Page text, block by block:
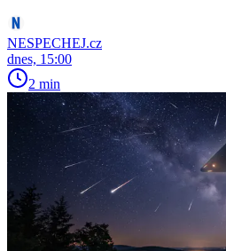
NESPECHEJ.cz
dnes, 15:00
2 min